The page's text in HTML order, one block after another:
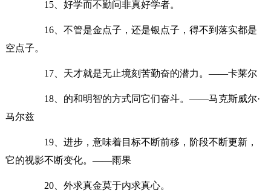
15、好学而不勤问非真好学者。
16、不管是金点子，还是银点子，得不到落实都是
空点子。
17、天才就是无止境刻苦勤奋的潜力。——卡莱尔
18、的和明智的方式同它们奋斗。——马克斯威尔·
马尔兹
19、进步，意味着目标不断前移，阶段不断更新，
它的视影不断变化。——雨果
20、外求真金莫于内求真心。